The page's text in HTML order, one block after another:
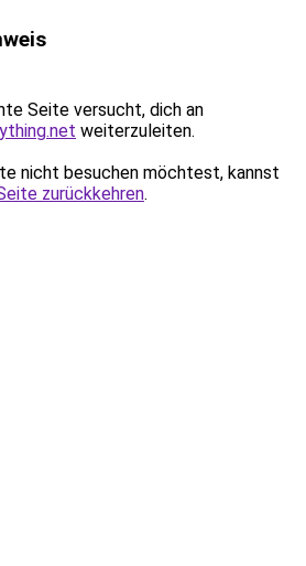
Seite versucht, dich an
weiterzuleiten.
nicht besuchen möchtest, kannst
zurückkehren.